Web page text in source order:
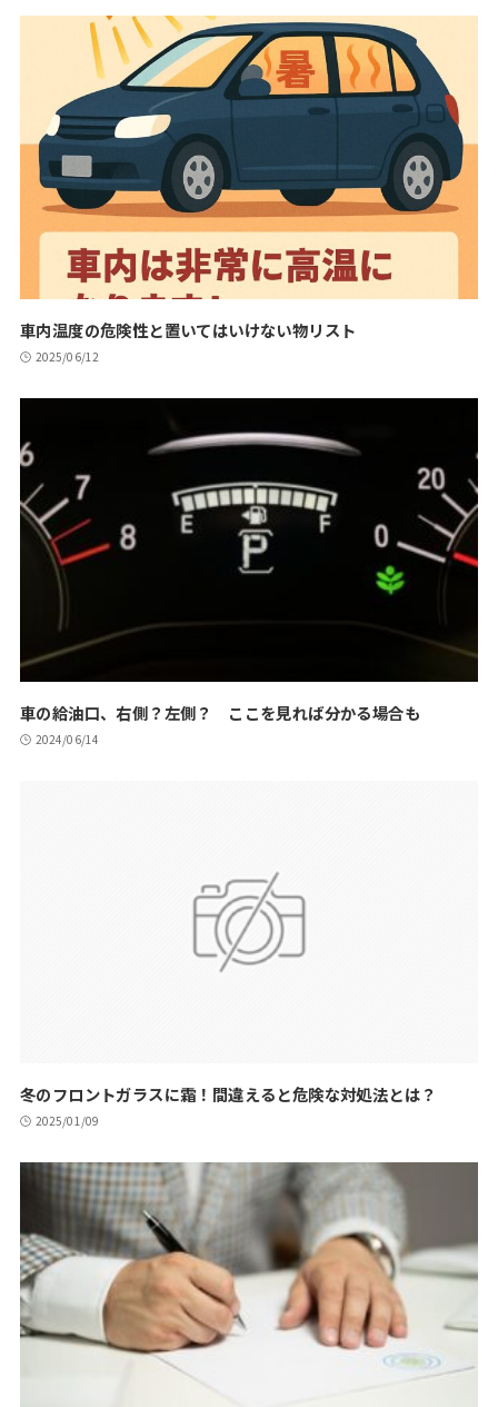
車内温度の危険性と置いてはいけない物リスト
2025/06/12
車の給油口、右側？左側？ ここを見れば分かる場合も
2024/06/14
冬のフロントガラスに霜！間違えると危険な対処法とは？
2025/01/09